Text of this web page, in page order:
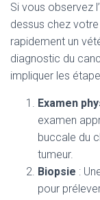
Si vous observez
dessus chez
rapidement un
diagnostic du
impliquer les
Examen
examen
buccale du
tumeur.
Biopsie :
pour